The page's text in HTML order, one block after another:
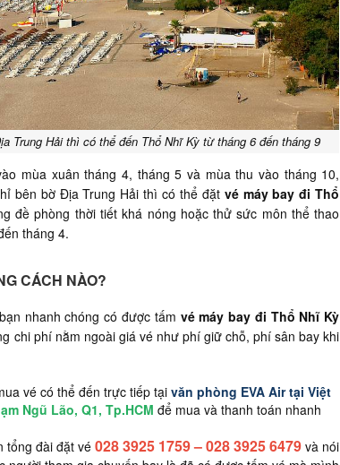
Trung Hải thì có thể đến Thổ Nhĩ Kỳ từ tháng 6 đến tháng 9
mùa xuân tháng 4, tháng 5 và mùa thu vào tháng 10,
bên bờ Địa Trung Hải thì có thể đặt vé máy bay đi Thổ
đề phòng thời tiết khá nóng hoặc thử sức môn thể thao
tháng 4.
CÁCH NÀO?
nhanh chóng có được tấm vé máy bay đi Thổ Nhĩ Kỳ
chi phí nằm ngoài giá vé như phí giữ chỗ, phí sân bay khi
vé có thể đến trực tiếp tại văn phòng EVA Air tại Việt
Ngũ Lão, Q1, Tp.HCM để mua và thanh toán nhanh
tổng đài đặt vé 028 3925 1759–028 3925 6479 và nói